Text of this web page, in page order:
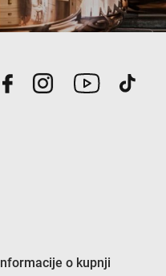
Informacije o kupnji